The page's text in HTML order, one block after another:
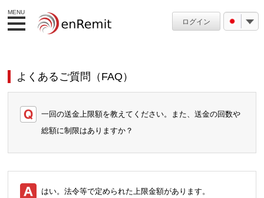
MENU
ログイン
よくあるご質問（FAQ）
一回の送金上限額を教えてください。また、送金の回数や
総額に制限はありますか？
はい。法令等で定められた上限金額があります。